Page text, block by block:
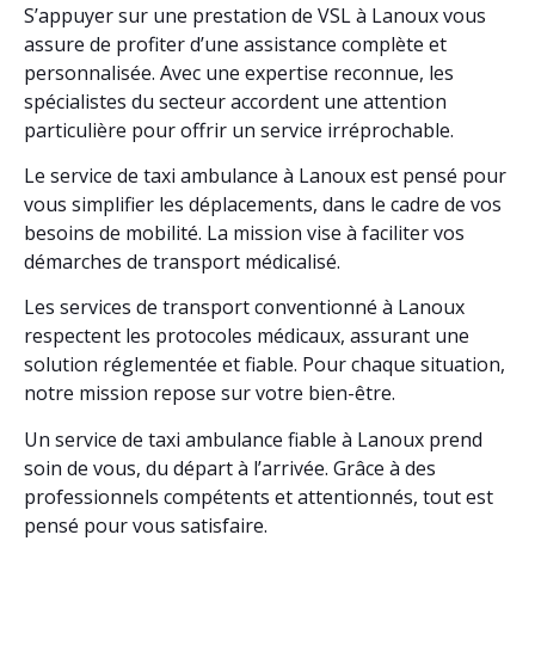
S’appuyer sur une prestation de VSL à Lanoux vous
assure de profiter d’une assistance complète et
personnalisée. Avec une expertise reconnue, les
spécialistes du secteur accordent une attention
particulière pour offrir un service irréprochable.
Le service de taxi ambulance à Lanoux est pensé pour
vous simplifier les déplacements, dans le cadre de vos
besoins de mobilité. La mission vise à faciliter vos
démarches de transport médicalisé.
Les services de transport conventionné à Lanoux
respectent les protocoles médicaux, assurant une
solution réglementée et fiable. Pour chaque situation,
notre mission repose sur votre bien-être.
Un service de taxi ambulance fiable à Lanoux prend
soin de vous, du départ à l’arrivée. Grâce à des
professionnels compétents et attentionnés, tout est
pensé pour vous satisfaire.